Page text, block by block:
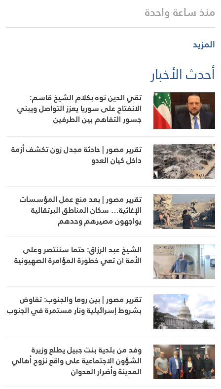
منذ ساعة واحدة
المزيد
أحدث الأخبار
تقي الدين نوه بكلام الشيخ قاسم:
الانفتاح على سوريا يعزز التواصل ويبني
جسور التفاهم بين الطرفين
تقرير مصور | حادثة مجدل زون تكشف أزمة
داخل كيان العدو
تقرير مصور | بعد منع عمل المؤسسات
الإغاثية… سكان المناطق البرتقالية
يواجهون مصيرهم وحدهم
الشيخ عبد الرزاق: حتما سننتصر وعلى
الأمة ان تعي خطورة المؤامرة الصهيونية
تقرير مصور | بين روما والجنوب: تفاوض
بشروط إسرائيلية ونار مستمرة في الجنوب
وفد من بلدية بنت جبيل يطلع وزيرة
الشؤون الاجتماعية على واقع نزوح أهالي
المدينة وأضرار العدوان